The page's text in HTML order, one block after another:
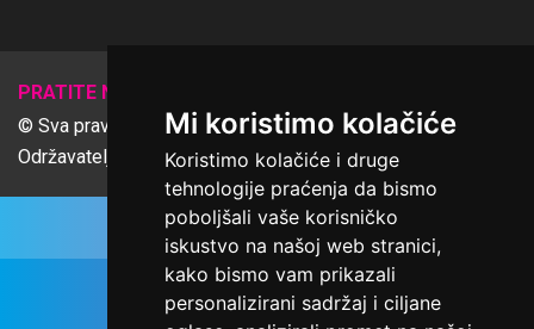
Mi koristimo kolačiće
Koristimo kolačiće i druge
tehnologije praćenja da bismo
poboljšali vaše korisničko
iskustvo na našoj web stranici,
kako bismo vam prikazali
personalizirani sadržaj i ciljane
PRATITE NAS
© Sva prava pridržana Udruga Ime dobrote
Održavatelj Netcom d.o.o., Riva 6, Rijeka